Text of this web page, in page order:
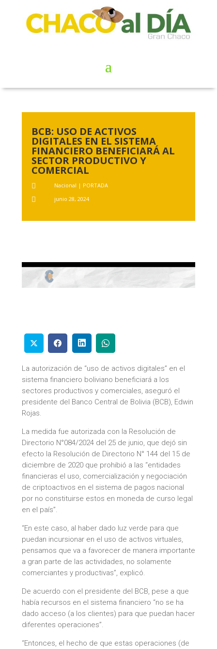
BCB: USO DE ACTIVOS
DIGITALES EN EL SISTEMA
FINANCIERO BENEFICIARÁ AL
SECTOR PRODUCTIVO Y
COMERCIAL
 Nacional | PORTADA
 junio 28, 2024
La autorización de “uso de activos digitales” en el
sistema financiero boliviano beneficiará a los
sectores productivos y comerciales, aseguró el
presidente del Banco Central de Bolivia (BCB), Edwin
Rojas.
La medida fue autorizada con la Resolución de
Directorio N°084/2024 del 25 de junio, que dejó sin
efecto la Resolución de Directorio N° 144 del 15 de
diciembre de 2020 que prohibió a las “entidades
financieras el uso, comercialización y negociación
de criptoactivos en el sistema de pagos nacional
por no constituirse estos en moneda de curso legal
en el país”.
“En este caso, al haber dado luz verde para que
puedan incursionar en el uso de activos virtuales,
pensamos que va a favorecer de manera importante
a gran parte de las actividades, no solamente
comerciantes y productivas”, explicó.
De acuerdo con el presidente del BCB, pese a que
había recursos en el sistema financiero “no se ha
dado acceso (a los clientes) para que puedan hacer
diferentes operaciones”.
“Entonces, el hecho de que estas operaciones (de